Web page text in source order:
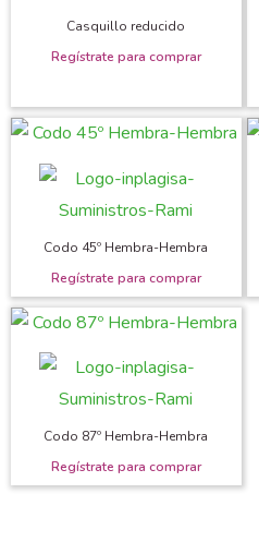
Casquillo reducido
Codo 45º Hembra-Hembra
Codo 87º Hembra-Hembra